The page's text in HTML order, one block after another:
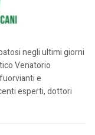
negli ultimi giorni
Venatorio
e
esperti, dottori